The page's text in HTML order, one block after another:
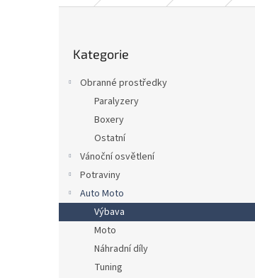
e
l
kategorie
Kategorie
Obranné prostředky
Paralyzery
Boxery
Ostatní
Vánoční osvětlení
Potraviny
Auto Moto
Výbava
Moto
Náhradní díly
Tuning